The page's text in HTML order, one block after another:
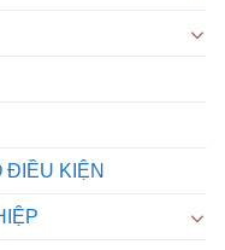
ĐIỀU KIỆN